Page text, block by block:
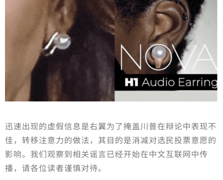
迅速出现的虚假信息是右翼为了掩盖川普在辩论中表现不
佳，转移注意力的做法，其目的是消减对选民投票意愿的
影响。我们观察到相关谣言已经开始在中文互联网中传
播，请各位读者谨慎对待。